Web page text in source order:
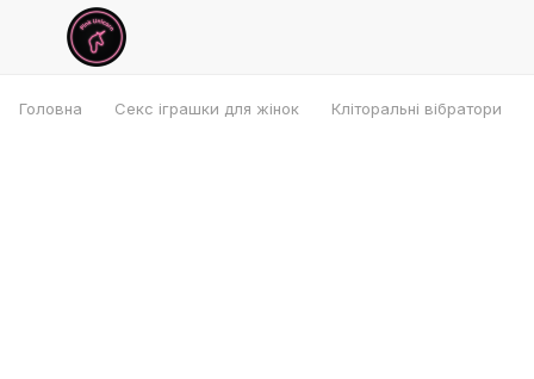
Головна Секс іграшки для жінок Кліторальні вібратори